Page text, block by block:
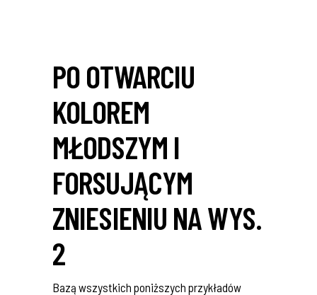
PO OTWARCIU
KOLOREM
MŁODSZYM I
FORSUJĄCYM
ZNIESIENIU NA WYS.
2
Bazą wszystkich poniższych przykładów